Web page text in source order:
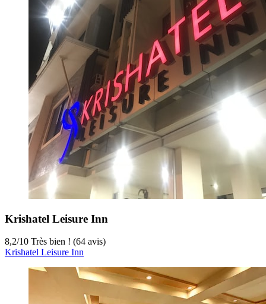
Krishatel Leisure Inn
8,2/10 Très bien ! (64 avis)
Krishatel Leisure Inn